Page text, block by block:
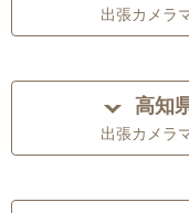
出張カメラ
高知
出張カメラ